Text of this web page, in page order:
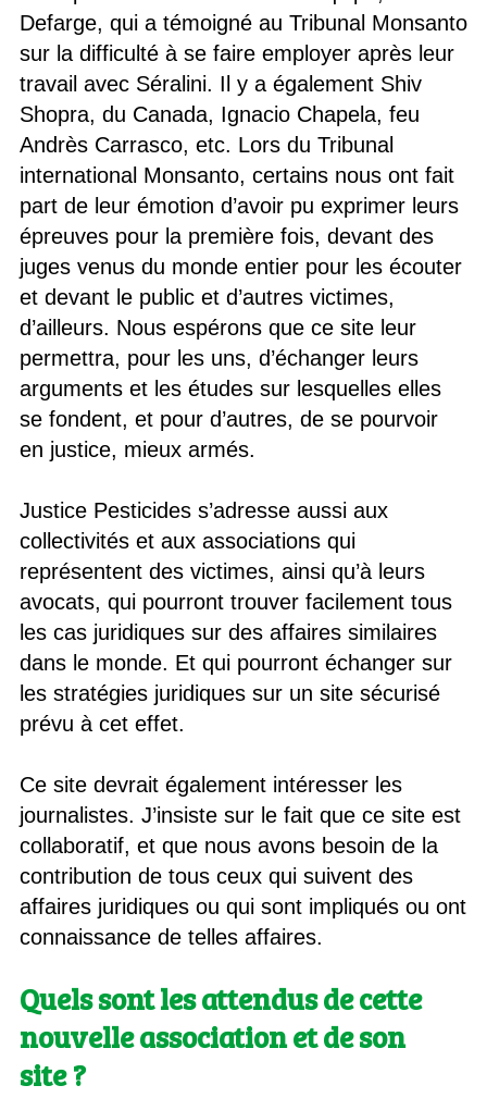
Defarge, qui a témoigné au Tribunal Monsanto
sur la difficulté à se faire employer après leur
travail avec Séralini. Il y a également Shiv
Shopra, du Canada, Ignacio Chapela, feu
Andrès Carrasco, etc. Lors du Tribunal
international Monsanto, certains nous ont fait
part de leur émotion d’avoir pu exprimer leurs
épreuves pour la première fois, devant des
juges venus du monde entier pour les écouter
et devant le public et d’autres victimes,
d’ailleurs. Nous espérons que ce site leur
permettra, pour les uns, d’échanger leurs
arguments et les études sur lesquelles elles
se fondent, et pour d’autres, de se pourvoir
en justice, mieux armés.
Justice Pesticides s’adresse aussi aux
collectivités et aux associations qui
représentent des victimes, ainsi qu’à leurs
avocats, qui pourront trouver facilement tous
les cas juridiques sur des affaires similaires
dans le monde. Et qui pourront échanger sur
les stratégies juridiques sur un site sécurisé
prévu à cet effet.
Ce site devrait également intéresser les
journalistes. J’insiste sur le fait que ce site est
collaboratif, et que nous avons besoin de la
contribution de tous ceux qui suivent des
affaires juridiques ou qui sont impliqués ou ont
connaissance de telles affaires.
Quels sont les attendus de cette
nouvelle association et de son
site ?